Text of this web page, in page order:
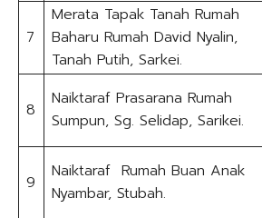
7
Merata Tapak Tanah Rumah
Baharu Rumah David Nyalin,
Tanah Putih, Sarkei.
8
Naiktaraf Prasarana Rumah
Sumpun, Sg. Selidap, Sarikei.
9
Naiktaraf Rumah Buan Anak
Nyambar, Stubah.